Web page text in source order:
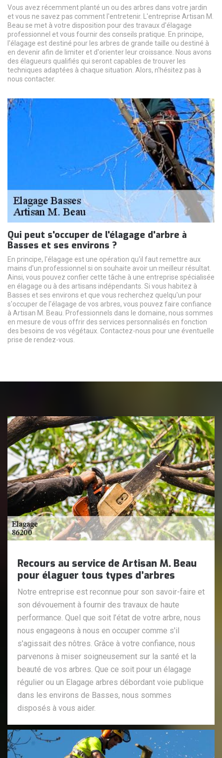
Vous avez récemment planté un ou des arbres dans votre jardin
et vous ne savez pas comment l'entretenir. L'entreprise Artisan M.
Beau se met à votre disposition pour des travaux d'élagage
professionnel et vous fournir des conseils pratique. En principe,
l'élagage est destiné pour les arbres de grande taille ou destiné à
en devenir afin de limiter et d'orienter leur croissance. Nous avons
des élagueurs qualifiés qui seront capables de trouver les
techniques adaptées à chaque situation. Alors, n'hésitez pas à
nous contacter.
Qui peut s'occuper de l'élagage d'arbre à
Basses et ses environs ?
En principe, l'élagage est une opération qu'il faut remettre aux
mains d'un professionnel si on souhaite avoir un meilleur résultat.
Ainsi, vous pouvez confier cette tâche à une entreprise spécialisée
en élagage ou à des artisans indépendants. Si vous habitez à
Basses et ses environs et que vous recherchez quelqu'un pour
s'occuper de l'élagage de vos arbres, vous pouvez faire confiance
à Artisan M. Beau. Professionnels dans le domaine, nous sommes
en mesure de vous offrir des services personnalisés en fonction
des besoins de vos végétaux. Contactez-nous pour une éventuelle
prise de rendez-vous.
Recours au service de Artisan M. Beau
pour élaguer tous types d’arbres
Notre entreprise est reconnue pour son savoir-faire et
son dévouement à fournir des travaux de haute
performance. Quel que soit l’état de votre arbre, nous
nous engageons à nous en occuper comme s'il
s'agissait des nôtres. Grâce à votre confiance, nous
parvenons à miser soigneusement sur la santé et la
beauté de vos arbres. Que ce soit pour un élagage
régulier ou un Elagage arbres débordant voie publique
dans les environs de Basses, nous sommes
disposés à vous aider.